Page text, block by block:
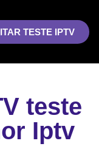
TESTE IPTV
teste
Iptv